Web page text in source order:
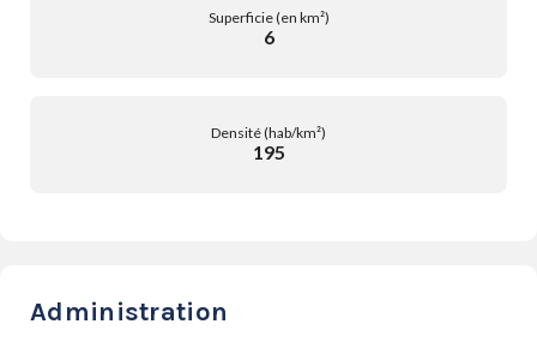
Superficie (en km²)
6
Densité (hab/km²)
195
Administration